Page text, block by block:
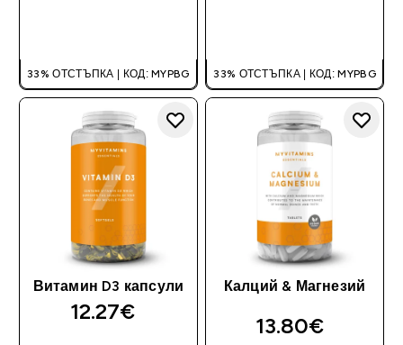
33% ОТСТЪПКА | КОД: MYPBG 33% ОТСТЪПКА | КОД: MYPBG
Витамин D3 капсули
12.27€‎
Калций & Магнезий
13.80€‎